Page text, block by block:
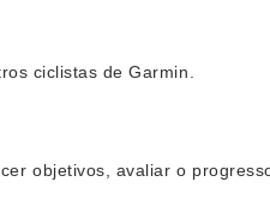
ciclistas de Garmin.
objetivos, avaliar o